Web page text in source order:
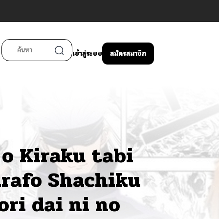
เข้าสู่ระบบ สมัครสมาชิก
Kiraku tabi
Shachiku
dai ni no